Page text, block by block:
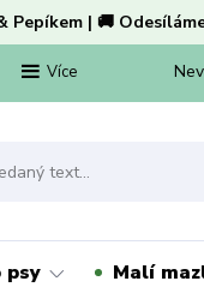
Pepíkem | 🚚
Více
psy Malí